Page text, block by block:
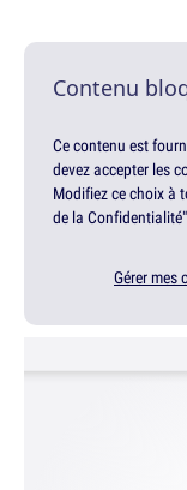
Contenu
Ce contenu est
devez accepter les
Modifiez ce choix à
de la
Gérer mes